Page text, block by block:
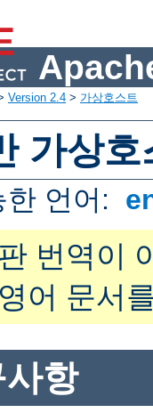
Version 2.4 > 가상호스트
가상
한 언어:
번역이
어 문서
항